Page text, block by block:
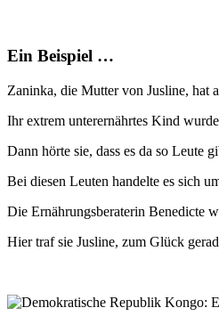
Ein Beispiel …
Zaninka, die Mutter von Jusline, hat
Ihr extrem unterernährtes Kind
Dann hörte sie, dass es da so Leute
Bei diesen Leuten handelte es sich
Die Ernährungsberaterin Benedicte
Hier traf sie Jusline, zum Glück